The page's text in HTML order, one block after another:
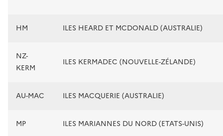
HM ILES HEARD ET MCDONALD (AUSTRALIE)
NZ-
KERM
ILES KERMADEC (NOUVELLE-ZÉLANDE)
AU-MAC ILES MACQUERIE (AUSTRALIE)
MP ILES MARIANNES DU NORD (ETATS-UNIS)